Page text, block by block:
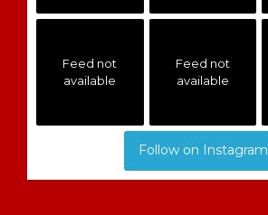
Feed not
available
Feed not
available
Follow on Instagram